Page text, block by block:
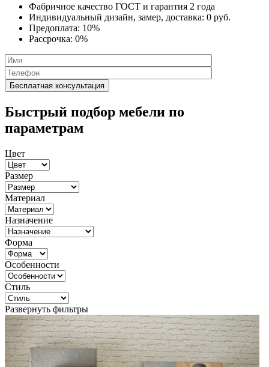
Фабричное качество ГОСТ и гарантия 2 года
Индивидуальный дизайн, замер, доставка: 0 руб.
Предоплата: 10%
Рассрочка: 0%
Быстрый подбор мебели по
параметрам
Цвет
Размер
Материал
Назначение
Форма
Особенности
Стиль
Развернуть фильтры